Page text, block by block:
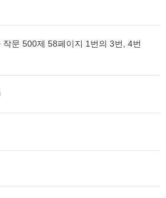
작문 500제 58페이지 1번의 3번, 4번